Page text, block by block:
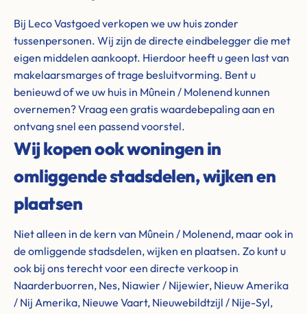
Bij Leco Vastgoed verkopen we uw huis zonder
tussenpersonen. Wij zijn de directe eindbelegger die met
eigen middelen aankoopt. Hierdoor heeft u geen last van
makelaarsmarges of trage besluitvorming. Bent u
benieuwd of we uw huis in Mûnein / Molenend kunnen
overnemen? Vraag een gratis waardebepaling aan en
ontvang snel een passend voorstel.
Wij kopen ook woningen in
omliggende stadsdelen, wijken en
plaatsen
Niet alleen in de kern van Mûnein / Molenend, maar ook in
de omliggende stadsdelen, wijken en plaatsen. Zo kunt u
ook bij ons terecht voor een directe verkoop in
Naarderbuorren, Nes, Niawier / Nijewier, Nieuw Amerika
/ Nij Amerika, Nieuwe Vaart, Nieuwebildtzijl / Nije-Syl,